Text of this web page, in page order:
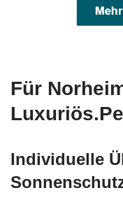
Für
Individuelle